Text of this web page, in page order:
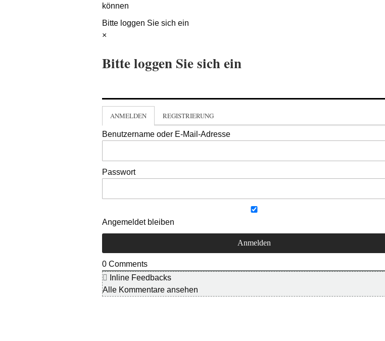
können
Bitte loggen Sie sich ein
×
Bitte loggen Sie sich ein
ANMELDEN REGISTRIERUNG
Benutzername oder E-Mail-Adresse
Passwort
Angemeldet bleiben
0 Comments
Inline Feedbacks
Alle Kommentare ansehen